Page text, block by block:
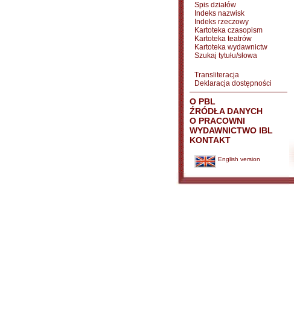
Spis działów
Indeks nazwisk
Indeks rzeczowy
Kartoteka czasopism
Kartoteka teatrów
Kartoteka wydawnictw
Szukaj tytułu/słowa
Transliteracja
Deklaracja dostępności
O PBL
ŹRÓDŁA DANYCH
O PRACOWNI
WYDAWNICTWO IBL
KONTAKT
English version